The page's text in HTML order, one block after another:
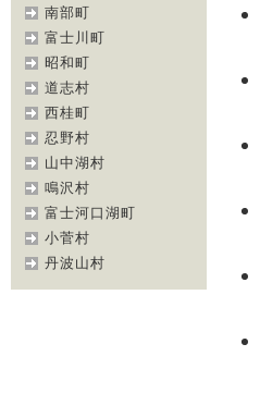
南部町
富士川町
昭和町
道志村
西桂町
忍野村
山中湖村
鳴沢村
富士河口湖町
小菅村
丹波山村